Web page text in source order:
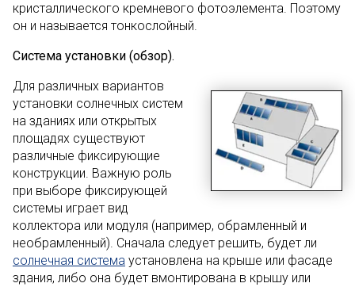
кристаллического кремневого фотоэлемента. Поэтому
он и называется тонкослойный.
Система установки (обзор).
Для различных вариантов
установки солнечных систем
на зданиях или открытых
площадях существуют
различные фиксирующие
конструкции. Важную роль
при выборе фиксирующей
системы играет вид
коллектора или модуля (например, обрамленный и
необрамленный). Сначала следует решить, будет ли
солнечная система установлена на крыше или фасаде
здания, либо она будет вмонтирована в крышу или